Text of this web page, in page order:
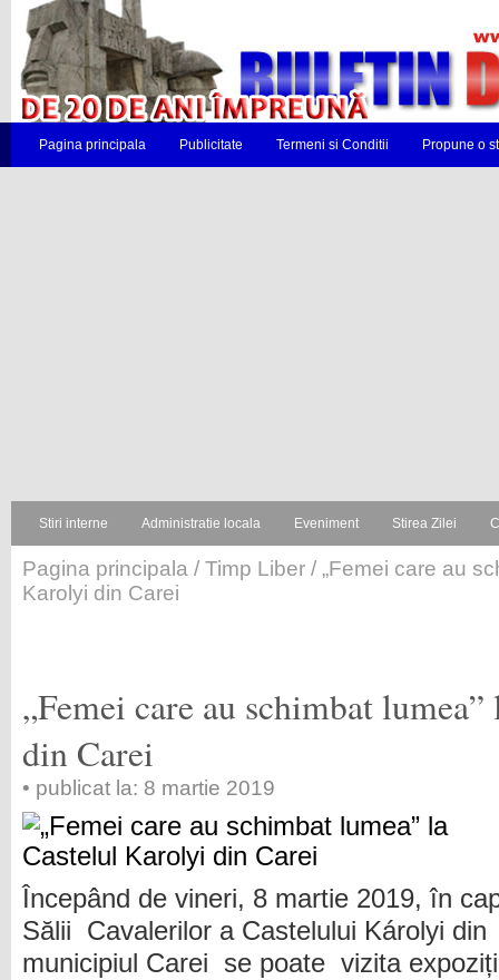
Pagina principala Publicitate Termeni si Conditii Propune o
Stiri interne Administratie locala Eveniment Stirea Zilei
Pagina principala / Timp Liber / „Femei care au
Karolyi din Carei
„Femei care au schimbat
din Carei
• publicat la: 8 martie 2019
Începând de vineri, 8 martie 2019, în
Sălii Cavalerilor a Castelului Károlyi din
municipiul Carei se poate vizita